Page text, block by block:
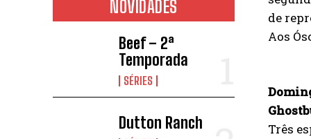
NOVIDADES
Beef – 2ª
Temporada
SÉRIES
Dutton Ranch
de
Aos
Três